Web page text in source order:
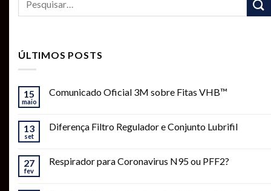
ÚLTIMOS POSTS
15
maio
Comunicado Oficial 3M sobre Fitas VHB™
13
set
Diferença Filtro Regulador e Conjunto Lubrifil
27
fev
Respirador para Coronavirus N95 ou PFF2?